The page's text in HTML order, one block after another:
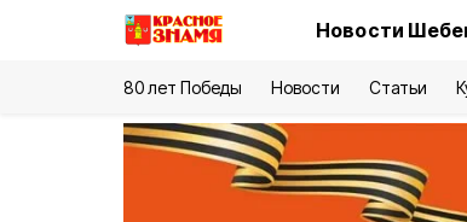
Новости
80 лет Победы Новости Статьи